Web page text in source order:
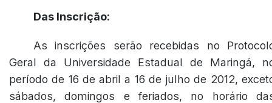
Das Inscrição:
As inscrições serão recebidas no
Geral da Universidade Estadual de Maringá,
período de 16 de abril a 16 de julho de 2012,
sábados, domingos e feriados, no horário